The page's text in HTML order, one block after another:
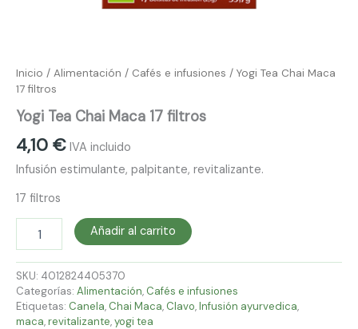
Inicio / Alimentación / Cafés e infusiones / Yogi Tea Chai Maca
17 filtros
Yogi Tea Chai Maca 17 filtros
4,10 € IVA incluido
Infusión estimulante, palpitante, revitalizante.
17 filtros
Añadir al carrito
SKU: 4012824405370
Categorías: Alimentación, Cafés e infusiones
Etiquetas: Canela, Chai Maca, Clavo,Infusión ayurvedica,
maca,revitalizante,yogi tea